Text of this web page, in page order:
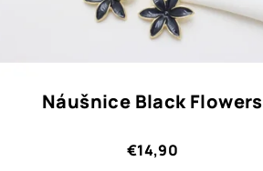
Náušnice Black Flowers
€14,90